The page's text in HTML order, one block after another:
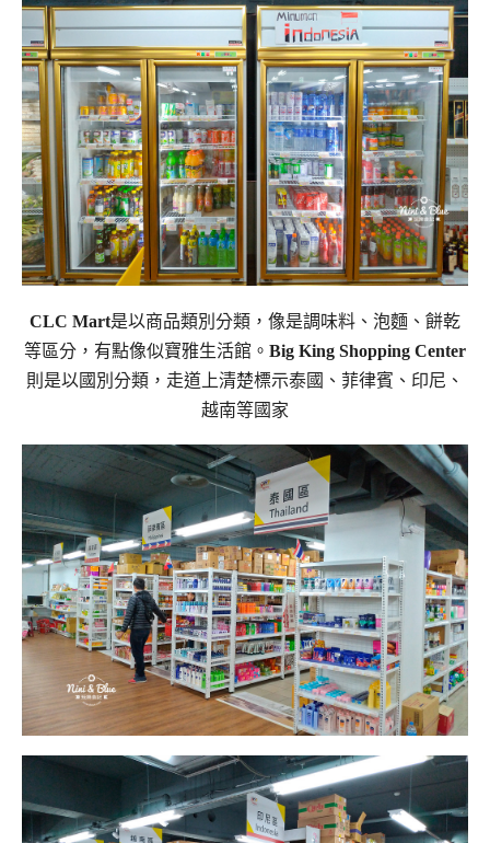
CLC Mart是以商品類別分類，像是調味料、泡麵、餅乾
等區分，有點像似寶雅生活館。 Big King Shopping Center
則是以國別分類，走道上清楚標示泰國、菲律賓、印尼、
越南等國家